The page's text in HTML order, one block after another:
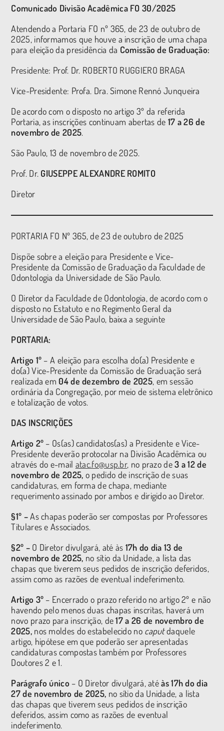
Comunicado Divisão Acadêmica FO 30/2025
Atendendo a Portaria FO nº 365, de 23 de outubro de
2025, informamos que houve a inscrição de uma chapa
para eleição da presidência da Comissão de Graduação:
Presidente: Prof. Dr. ROBERTO RUGGIERO BRAGA
Vice-Presidente: Profa. Dra. Simone Rennó Junqueira
De acordo com o disposto no artigo 3º da referida
Portaria, as inscrições continuam abertas de 17 a 26 de
novembro de 2025.
São Paulo, 13 de novembro de 2025.
Prof. Dr. GIUSEPPE ALEXANDRE ROMITO
Diretor
PORTARIA FO Nº 365, de 23 de outubro de 2025
Dispõe sobre a eleição para Presidente e Vice-
Presidente da Comissão de Graduação da Faculdade de
Odontologia da Universidade de São Paulo.
O Diretor da Faculdade de Odontologia, de acordo com o
disposto no Estatuto e no Regimento Geral da
Universidade de São Paulo, baixa a seguinte
PORTARIA:
Artigo 1º – A eleição para escolha do(a) Presidente e
do(a) Vice-Presidente da Comissão de Graduação será
realizada em 04 de dezembro de 2025, em sessão
ordinária da Congregação, por meio de sistema eletrônico
e totalização de votos.
DAS INSCRIÇÕES
Artigo 2º – Os(as) candidatos(as) a Presidente e Vice-
Presidente deverão protocolar na Divisão Acadêmica ou
através do e-mail atac.fo@usp.br, no prazo de3 a 12 de
novembro de 2025, o pedido de inscrição de suas
candidaturas, em forma de chapa, mediante
requerimento assinado por ambos e dirigido ao Diretor.
§1º –As chapas poderão ser compostas por Professores
Titulares e Associados.
§2º – O Diretor divulgará, até às 17h do dia 13 de
novembro de 2025, no sítio da Unidade, a lista das
chapas que tiverem seus pedidos de inscrição deferidos,
assim como as razões de eventual indeferimento.
Artigo 3º – Encerrado o prazo referido no artigo 2º e não
havendo pelo menos duas chapas inscritas, haverá um
novo prazo para inscrição, de17 a 26 de novembro de
2025,nos moldes do estabelecido no caputdaquele
artigo, hipótese em que poderão ser apresentadas
candidaturas compostas também por Professores
Doutores 2 e 1.
Parágrafo único – O Diretor divulgará, atéàs17h do dia
27 de novembro de 2025, no sítio da Unidade, a lista
das chapas que tiverem seus pedidos de inscrição
deferidos, assim como as razões de eventual
indeferimento.